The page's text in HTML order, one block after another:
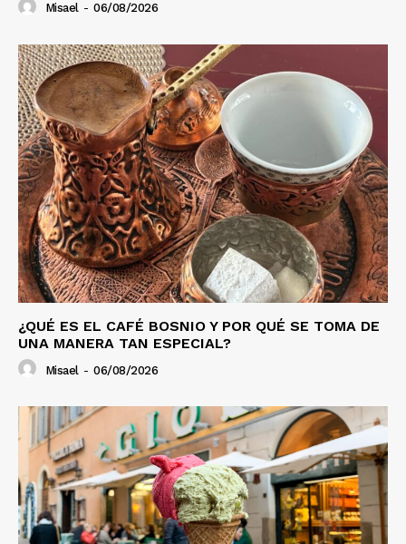
Misael - 06/08/2026
¿QUÉ ES EL CAFÉ BOSNIO Y POR QUÉ SE TOMA DE
UNA MANERA TAN ESPECIAL?
Misael - 06/08/2026